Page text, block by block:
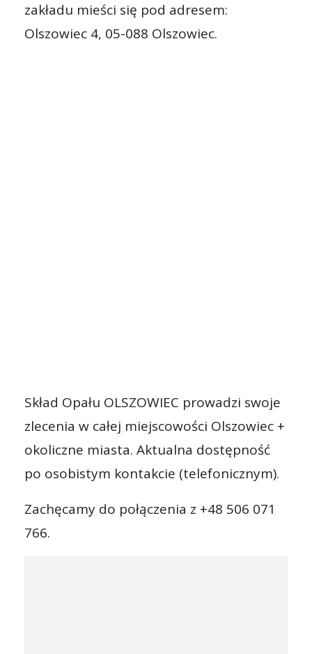
zakładu mieści się pod adresem:
Olszowiec 4, 05-088 Olszowiec.
Skład Opału OLSZOWIEC prowadzi swoje
zlecenia w całej miejscowości Olszowiec +
okoliczne miasta. Aktualna dostępność
po osobistym kontakcie (telefonicznym).
Zachęcamy do połączenia z +48 506 071
766.